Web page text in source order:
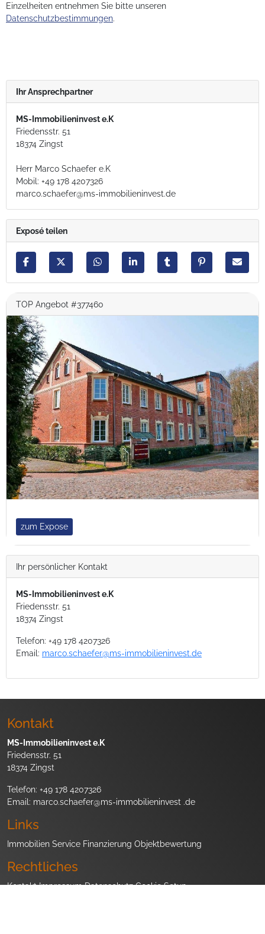
Einzelheiten entnehmen Sie bitte unseren
Datenschutzbestimmungen.
Ihr Ansprechpartner
MS-Immobilieninvest e.K
Friedensstr. 51
18374 Zingst
Herr Marco Schaefer e.K
Mobil: +49 178 4207326
marco.schaefer@ms-immobilieninvest.de
Exposé teilen
TOP Angebot #377460
zum Expose
Ihr persönlicher Kontakt
MS-Immobilieninvest e.K
Friedensstr. 51
18374 Zingst
Telefon: +49 178 4207326
Email: marco.schaefer@ms-immobilieninvest.de
Kontakt
MS-Immobilieninvest e.K
Friedensstr. 51
18374 Zingst
Telefon: +49 178 4207326
Email: marco.schaefer@ms-immobilieninvest .de
Links
Immobilien Service Finanzierung Objektbewertung
Rechtliches
Kontakt Impressum Datenschutz Cookie Setup